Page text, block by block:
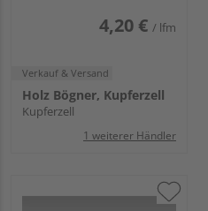
4,20 € / lfm
Verkauf & Versand
Holz Bögner, Kupferzell
Kupferzell
1 weiterer Händler